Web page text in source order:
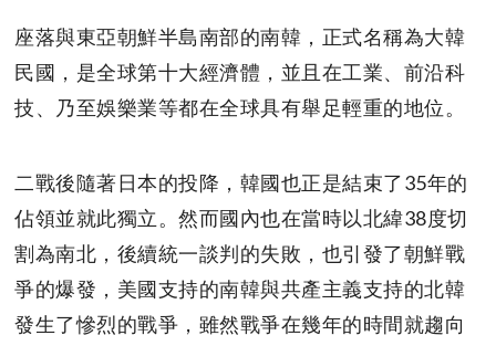
座落與東亞朝鮮半島南部的南韓，正式名稱為大韓
民國，是全球第十大經濟體，並且在工業、前沿科
技、乃至娛樂業等都在全球具有舉足輕重的地位。
二戰後隨著日本的投降，韓國也正是結束了35年的
佔領並就此獨立。然而國內也在當時以北緯38度切
割為南北，後續統一談判的失敗，也引發了朝鮮戰
爭的爆發，美國支持的南韓與共產主義支持的北韓
發生了慘烈的戰爭，雖然戰爭在幾年的時間就趨向